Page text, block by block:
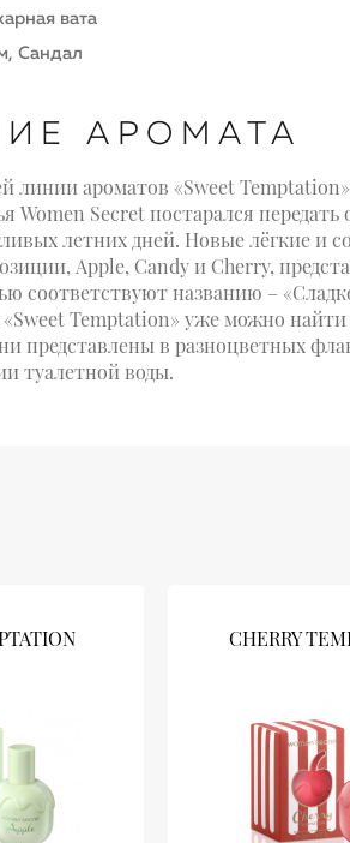
вата
Сандал
АРОМАТА
линии ароматов «Sweet
Women Secret постарался
летних дней. Новые лёгкие и
Apple, Candy и Cherry,
соответствуют названию –
Temptation» уже можно найти
представлены в разноцветных
туалетной воды.
CHERRY